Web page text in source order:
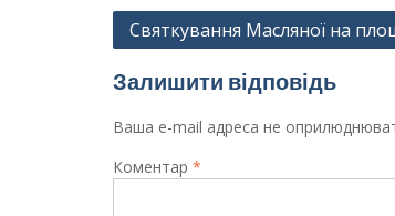
Навігація
Святкування Масляної на
Залишити відповідь
Ваша e-mail адреса не
Коментар *